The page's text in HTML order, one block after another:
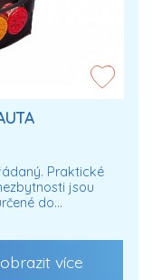
Praktické
jsou
do…
více